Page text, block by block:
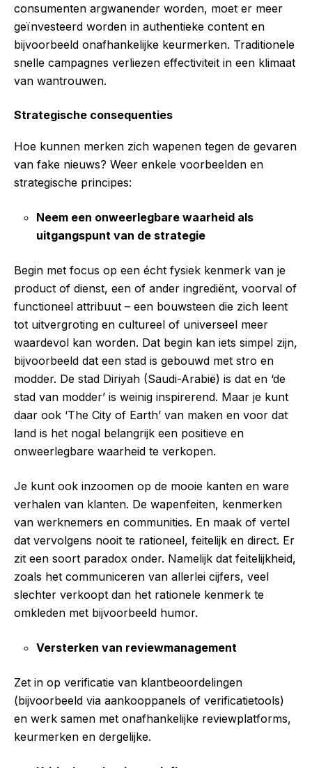
consumenten argwanender worden, moet er meer
geïnvesteerd worden in authentieke content en
bijvoorbeeld onafhankelijke keurmerken. Traditionele
snelle campagnes verliezen effectiviteit in een klimaat
van wantrouwen.
Strategische consequenties
Hoe kunnen merken zich wapenen tegen de gevaren
van fake nieuws? Weer enkele voorbeelden en
strategische principes:
Neem een onweerlegbare waarheid als
uitgangspunt van de strategie
Begin met focus op een écht fysiek kenmerk van je
product of dienst, een of ander ingrediënt, voorval of
functioneel attribuut – een bouwsteen die zich leent
tot uitvergroting en cultureel of universeel meer
waardevol kan worden. Dat begin kan iets simpel zijn,
bijvoorbeeld dat een stad is gebouwd met stro en
modder. De stad Diriyah (Saudi-Arabië) is dat en ‘de
stad van modder’ is weinig inspirerend. Maar je kunt
daar ook ‘The City of Earth’ van maken en voor dat
land is het nogal belangrijk een positieve en
onweerlegbare waarheid te verkopen.
Je kunt ook inzoomen op de mooie kanten en ware
verhalen van klanten. De wapenfeiten, kenmerken
van werknemers en communities. En maak of vertel
dat vervolgens nooit te rationeel, feitelijk en direct. Er
zit een soort paradox onder. Namelijk dat feitelijkheid,
zoals het communiceren van allerlei cijfers, veel
slechter verkoopt dan het rationele kenmerk te
omkleden met bijvoorbeeld humor.
Versterken van reviewmanagement
Zet in op verificatie van klantbeoordelingen
(bijvoorbeeld via aankooppanels of verificatietools)
en werk samen met onafhankelijke reviewplatforms,
keurmerken en dergelijke.